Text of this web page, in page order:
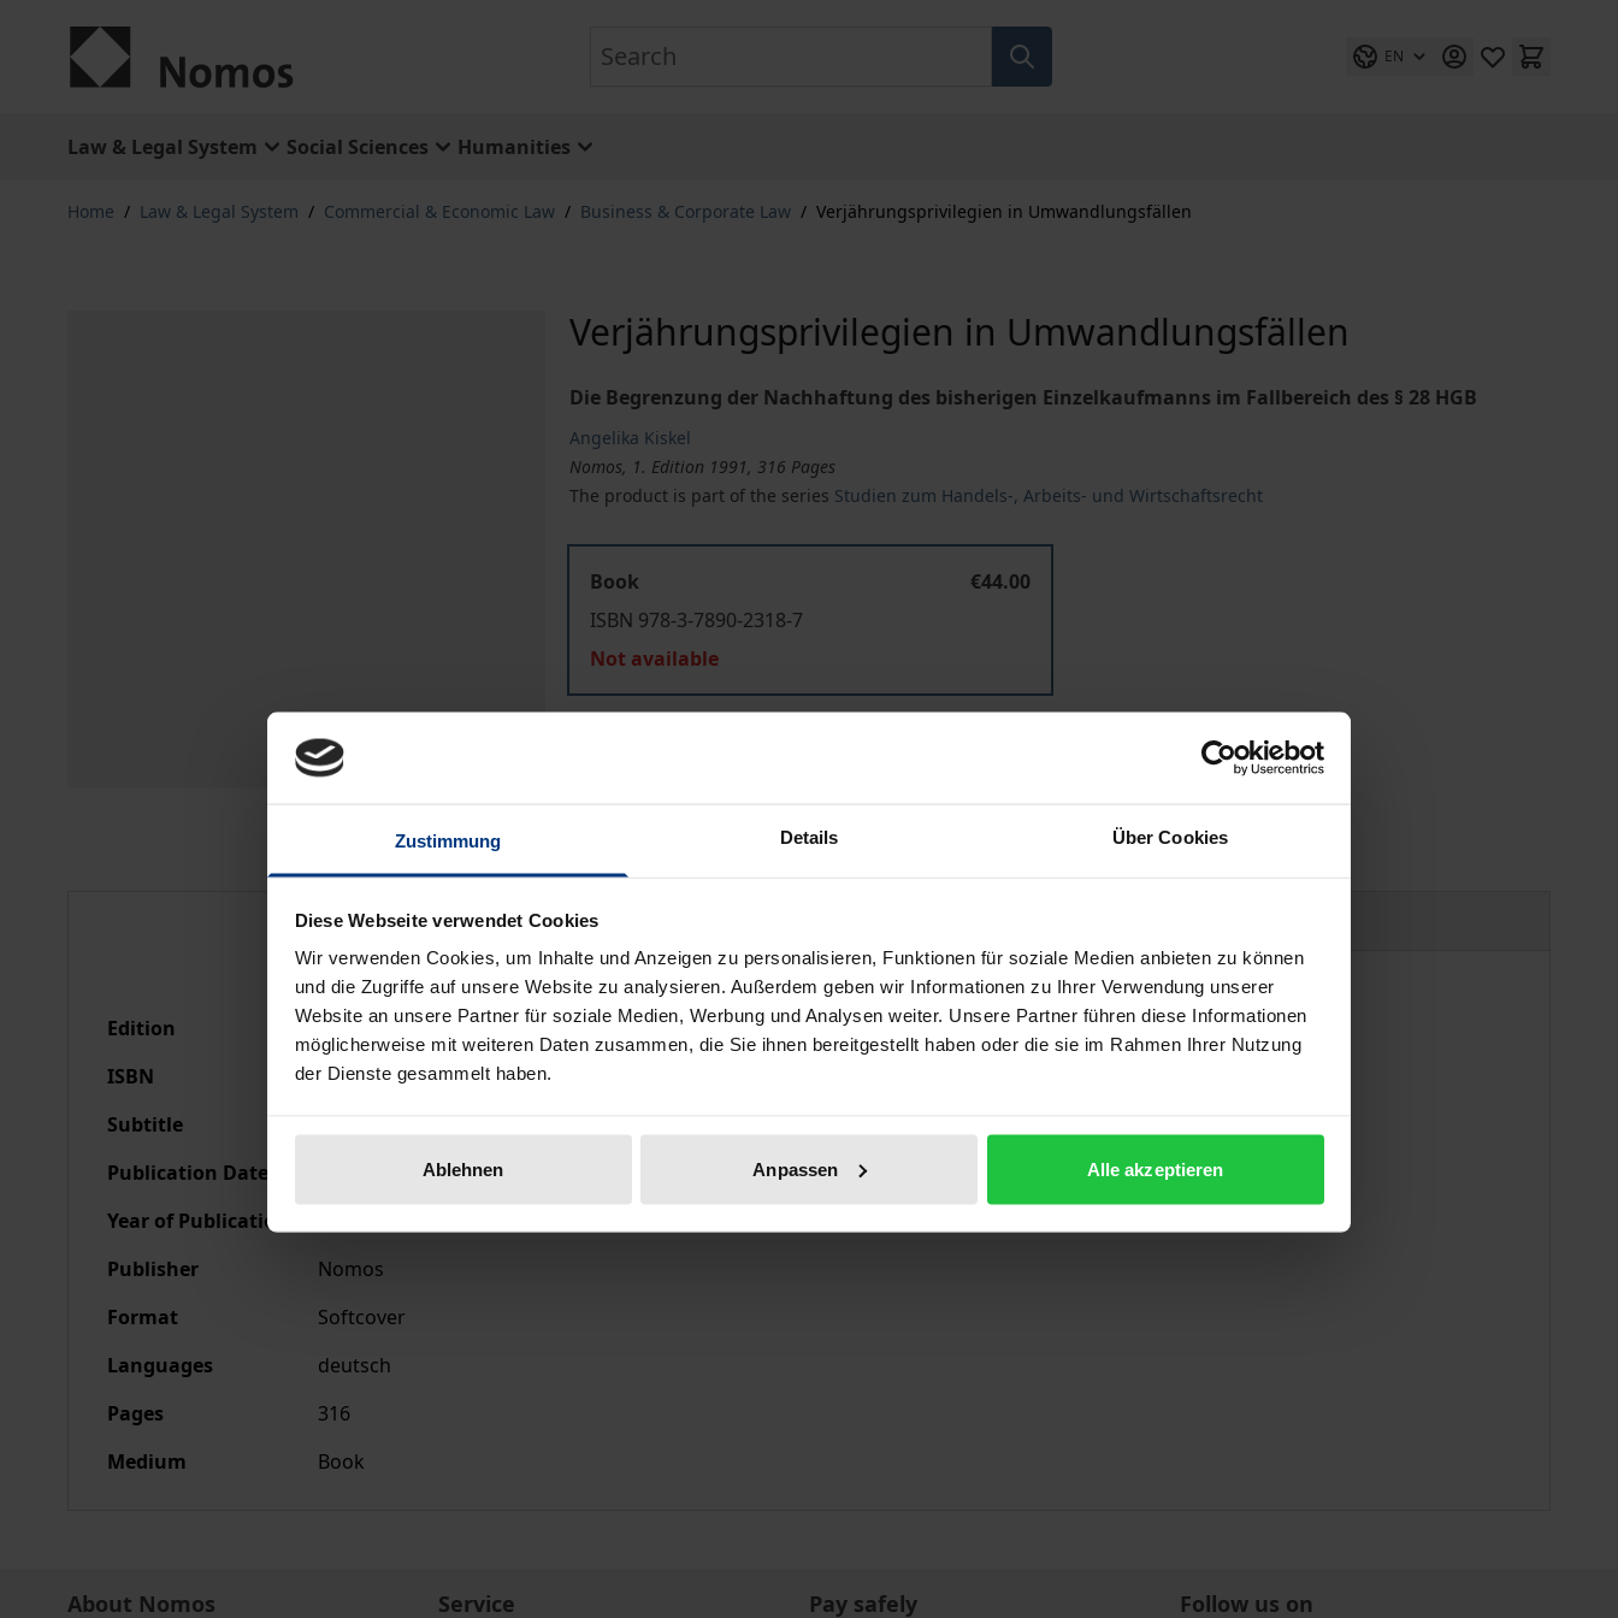
Zustimmung Details Über Cookies
Diese Webseite verwendet Cookies
Wir verwenden Cookies, um Inhalte und Anzeigen zu personalisieren, Funktionen für soziale Medien anbieten zu können
und die Zugriffe auf unsere Website zu analysieren. Außerdem geben wir Informationen zu Ihrer Verwendung unserer
Website an unsere Partner für soziale Medien, Werbung und Analysen weiter. Unsere Partner führen diese Informationen
möglicherweise mit weiteren Daten zusammen, die Sie ihnen bereitgestellt haben oder die sie im Rahmen Ihrer Nutzung
der Dienste gesammelt haben.
Ablehnen Anpassen Alle akzeptieren
EN
Law & Legal System Social Sciences Humanities
Home / Law & Legal System / Commercial & Economic Law / Business & Corporate Law / Verjährungsprivilegien in Umwandlungsfällen
Verjährungsprivilegien in Umwandlungsfällen
Die Begrenzung der Nachhaftung des bisherigen Einzelkaufmanns im Fallbereich des § 28 HGB
Angelika Kiskel
Nomos, 1. Edition 1991, 316 Pages
The product is part of the series Studien zum Handels-, Arbeits- und Wirtschaftsrecht
Book
€44.00
ISBN 978-3-7890-2318-7
Not available
Bibliographical data
Edition
1
ISBN
978-3-7890-2318-7
Subtitle
Publication Date
Apr 23, 1991
Year of Publication
Publisher
Nomos
Format
Softcover
Languages
deutsch
Pages
316
Medium
Book
About Nomos Service Pay safely Follow us on